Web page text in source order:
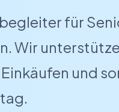
für
Wir
und